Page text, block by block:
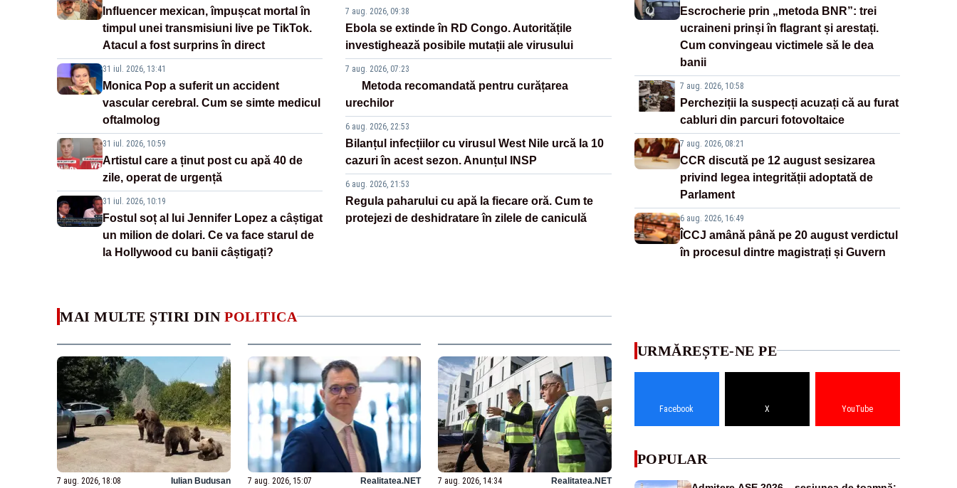
Influencer mexican, împușcat mortal în
timpul unei transmisiuni live pe TikTok.
Atacul a fost surprins în direct
31 iul. 2026, 13:41
Monica Pop a suferit un accident
vascular cerebral. Cum se simte medicul
oftalmolog
31 iul. 2026, 10:59
Artistul care a ținut post cu apă 40 de
zile, operat de urgență
31 iul. 2026, 10:19
Fostul soț al lui Jennifer Lopez a câștigat
un milion de dolari. Ce va face starul de
la Hollywood cu banii câștigați?
7 aug. 2026, 09:38
Ebola se extinde în RD Congo. Autoritățile
investighează posibile mutații ale virusului
7 aug. 2026, 07:23
Metoda recomandată pentru curățarea
urechilor
6 aug. 2026, 22:53
Bilanțul infecțiilor cu virusul West Nile urcă la 10
cazuri în acest sezon. Anunțul INSP
6 aug. 2026, 21:53
Regula paharului cu apă la fiecare oră. Cum te
protejezi de deshidratare în zilele de caniculă
Escrocherie prin „metoda BNR”: trei
ucraineni prinși în flagrant și arestați.
Cum convingeau victimele să le dea
banii
7 aug. 2026, 10:58
Percheziții la suspecți acuzați că au furat
cabluri din parcuri fotovoltaice
7 aug. 2026, 08:21
CCR discută pe 12 august sesizarea
privind legea integrității adoptată de
Parlament
6 aug. 2026, 16:49
ÎCCJ amână până pe 20 august verdictul
în procesul dintre magistrați și Guvern
MAI MULTE ȘTIRI DIN POLITICA
7 aug. 2026, 18:08 Iulian Budusan 7 aug. 2026, 15:07 Realitatea.NET 7 aug. 2026, 14:34 Realitatea.NET
URMĂREȘTE-NE PE
Facebook X YouTube
POPULAR